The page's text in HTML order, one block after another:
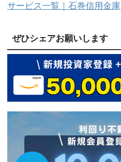
サービス一覧｜石巻信用金庫
ぜひシェアお願いします